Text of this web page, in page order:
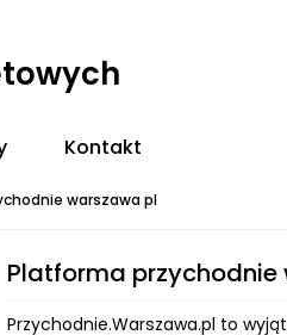
Kontakt
warszawa pl
Platforma przychodnie
Przychodnie.Warszawa.pl to